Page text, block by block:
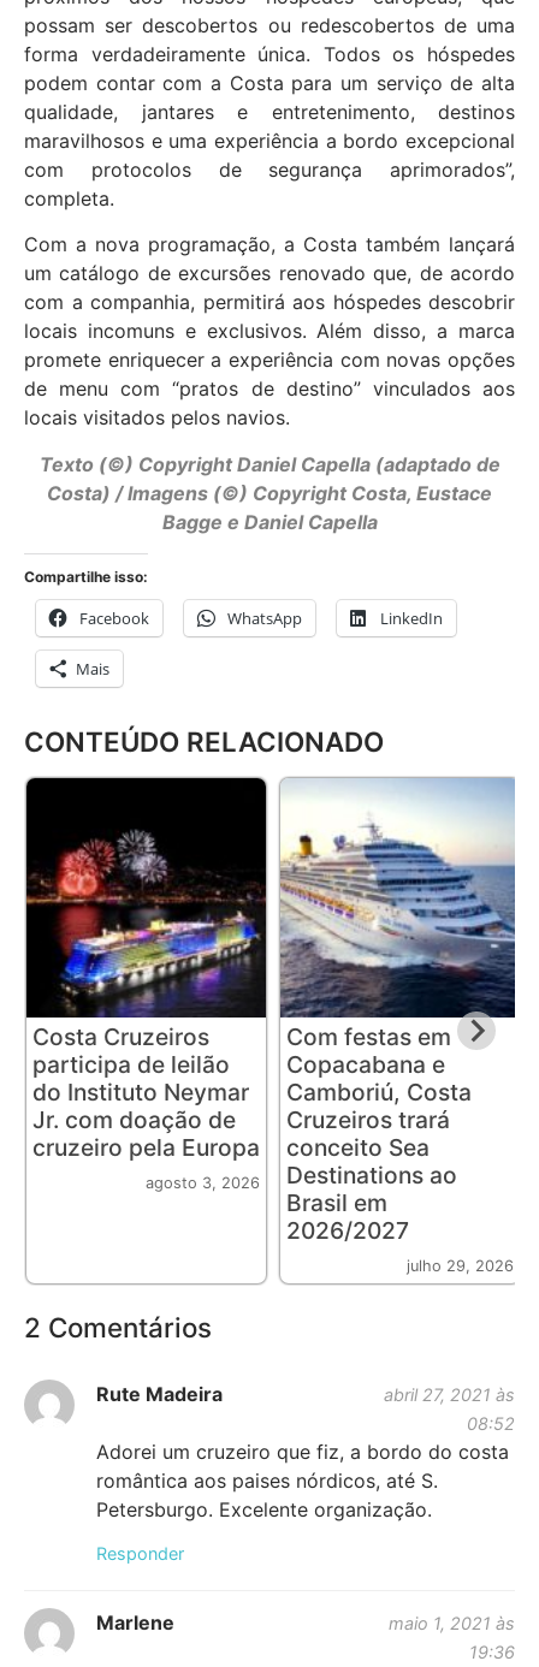
possam ser descobertos ou redescobertos de uma
forma verdadeiramente única. Todos os hóspedes
podem contar com a Costa para um serviço de alta
qualidade, jantares e entretenimento, destinos
maravilhosos e uma experiência a bordo excepcional
com protocolos de segurança aprimorados”,
completa.
Com a nova programação, a Costa também lançará
um catálogo de excursões renovado que, de acordo
com a companhia, permitirá aos hóspedes descobrir
locais incomuns e exclusivos. Além disso, a marca
promete enriquecer a experiência com novas opções
de menu com “pratos de destino” vinculados aos
locais visitados pelos navios.
Texto (©) Copyright Daniel Capella (adaptado de
Costa) / Imagens (©) Copyright Costa, Eustace
Bagge e Daniel Capella
Compartilhe isso:
Facebook WhatsApp LinkedIn
Mais
CONTEÚDO RELACIONADO
Costa Cruzeiros
participa de leilão
do Instituto Neymar
Jr. com doação de
cruzeiro pela Europa
agosto 3, 2026
Com festas em
Copacabana e
Camboriú, Costa
Cruzeiros trará
conceito Sea
Destinations ao
Brasil em
2026/2027
julho 29, 2026
2 Comentários
Rute Madeira
abril 27, 2021 às
08:52
Adorei um cruzeiro que fiz, a bordo do costa
romântica aos paises nórdicos, até S.
Petersburgo. Excelente organização.
Responder
Marlene
maio 1, 2021 às
19:36